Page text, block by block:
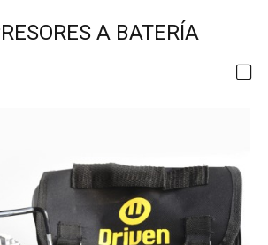
A BATERÍA